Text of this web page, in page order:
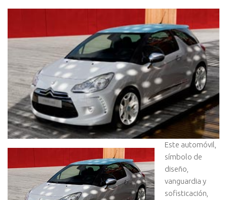
Este automóvil,
símbolo de
diseño,
vanguardia y
sofisticación,